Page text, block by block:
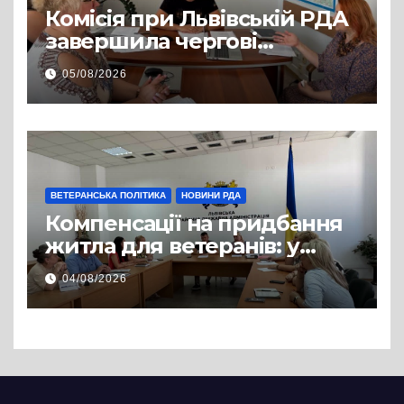
Комісія при Львівській РДА
завершила чергові
співбесіди та
рекомендувала кандидатів
на посади фахівців із
супроводу
05/08/2026
ВЕТЕРАНСЬКА ПОЛІТИКА НОВИНИ РДА
Компенсації на придбання
житла для ветеранів: у
Львівській РДА розглянули
нові заяви
04/08/2026